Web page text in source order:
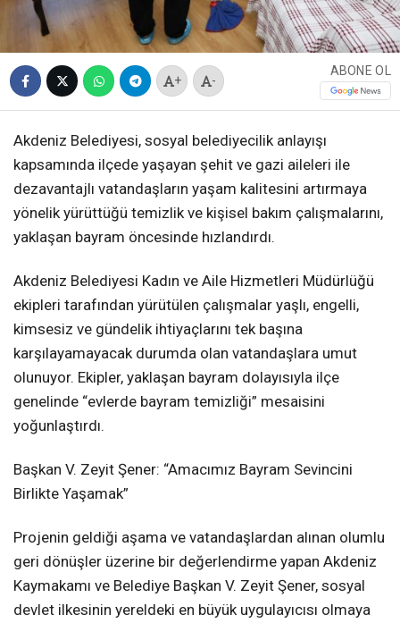
+ -
ABONE OL
Akdeniz Belediyesi, sosyal belediyecilik anlayışı
kapsamında ilçede yaşayan şehit ve gazi aileleri ile
dezavantajlı vatandaşların yaşam kalitesini artırmaya
yönelik yürüttüğü temizlik ve kişisel bakım çalışmalarını,
yaklaşan bayram öncesinde hızlandırdı.
Akdeniz Belediyesi Kadın ve Aile Hizmetleri Müdürlüğü
ekipleri tarafından yürütülen çalışmalar yaşlı, engelli,
kimsesiz ve gündelik ihtiyaçlarını tek başına
karşılayamayacak durumda olan vatandaşlara umut
olunuyor. Ekipler, yaklaşan bayram dolayısıyla ilçe
genelinde “evlerde bayram temizliği” mesaisini
yoğunlaştırdı.
Başkan V. Zeyit Şener: “Amacımız Bayram Sevincini
Birlikte Yaşamak”
Projenin geldiği aşama ve vatandaşlardan alınan olumlu
geri dönüşler üzerine bir değerlendirme yapan Akdeniz
Kaymakamı ve Belediye Başkan V. Zeyit Şener, sosyal
devlet ilkesinin yereldeki en büyük uygulayıcısı olmaya